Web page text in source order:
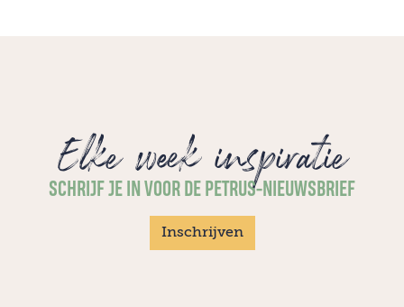
Elke week inspiratie
SCHRIJF JE IN VOOR DE PETRUS-NIEUWSBRIEF
Inschrijven